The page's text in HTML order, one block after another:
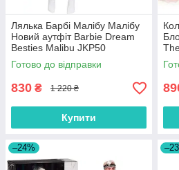
Лялька Барбі Малібу Малібу
Новий аутфіт Barbie Dream
Besties Malibu JKP50
Готово до відправки
830 ₴ 1 220 ₴
Купити
–24%